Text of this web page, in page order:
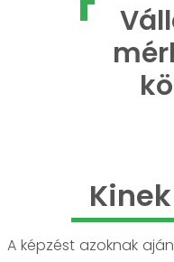
A képzést azoknak